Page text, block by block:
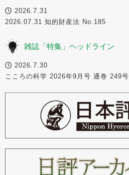
2026.7.31
2026.07.31 知的財産法 No.185
雑誌「特集」ヘッドライン
2026.7.30
こころの科学 2026年9月号 通巻 249号